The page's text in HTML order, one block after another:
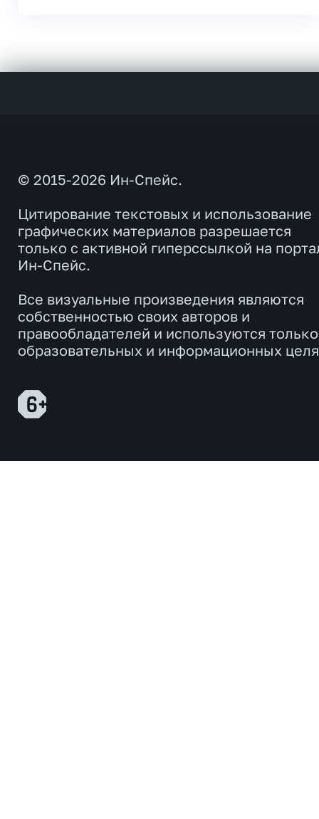
© 2015-2026 Ин-Спейс.
Цитирование текстовых и использование
графических материалов разрешается
только с активной гиперссылкой на
Ин-Спейс.
Все визуальные произведения являются
собственностью своих авторов и
правообладателей и используются
образовательных и информационных